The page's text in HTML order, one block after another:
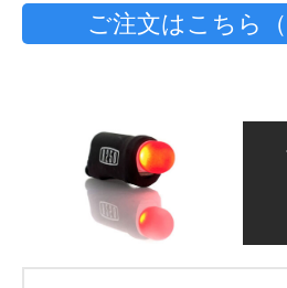
ご注文はこちら（